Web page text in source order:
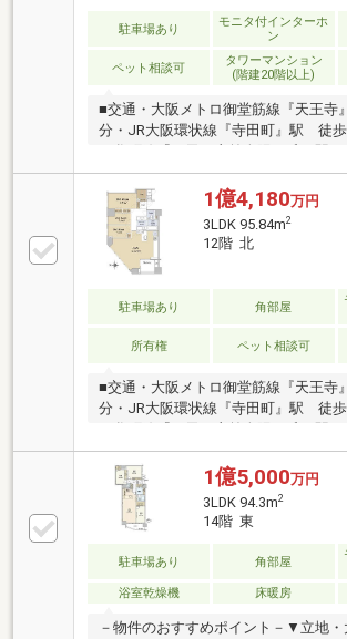
駐車場あり
モニタ付インターホ
ン
ペット相談可
タワーマンション
(階建20階以上)
■交通・大阪メトロ御堂筋線『天王
分・JR大阪環状線『寺田町』駅 徒歩
年8月建築■ペット飼育可（規約によ
況：空室【不動産のご購入を検討さ
間取図面や写真では判断出来ない部分
で、まずは是非【現地】をご覧下さい
1億4,180万円
3LDK 95.84m2
12階 北
駐車場あり 角部屋
所有権 ペット相談可
■交通・大阪メトロ御堂筋線『天王
分・JR大阪環状線『寺田町』駅 徒歩
年8月建築■ペット飼育可（規約によ
況：空室【不動産のご購入を検討さ
間取図面や写真では判断出来ない部分
で、まずは是非【現地】をご覧下さい
1億5,000万円
3LDK 94.3m2
14階 東
駐車場あり 角部屋
浴室乾燥機
床暖房
－物件のおすすめポイント－▼立地